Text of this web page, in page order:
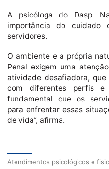
A psicóloga do Dasp,
importância do cuidado
servidores.
O ambiente e a própria
Penal exigem uma
atividade desafiadora,
com diferentes perfis e
fundamental que os
para enfrentar essas
de vida”, afirma.
Atendimentos psicológicos e